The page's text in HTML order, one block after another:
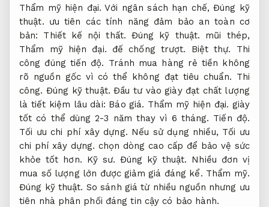
Thẩm mỹ hiện đại. Với ngân sách hạn chế,Đúng kỹ
thuật. ưu tiên các tính năng đảm bảo an toàn cơ
bản: Thiết kế nội thất. Đúng kỹ thuật. mũi thép,
Thẩm mỹ hiện đại. đế chống trượt. Biệt thự.
Thi
công đúng tiến độ. Tránh mua hàng rẻ tiền không
rõ nguồn gốc vì có thể không đạt tiêu chuẩn. Thi
công. Đúng kỹ thuật. Đầu tư vào giày đạt chất lượng
là tiết kiệm lâu dài: Báo giá. Thẩm mỹ hiện đại. giày
tốt có thể dùng 2-3 năm thay vì 6 tháng. Tiến độ.
Tối ưu chi phí xây dựng. Nếu sử dụng nhiều, Tối ưu
chi phí xây dựng. chọn dòng cao cấp để bảo vệ sức
khỏe tốt hơn. Kỹ sư. Đúng kỹ thuật. Nhiều đơn vị
mua số lượng lớn được giảm giá đáng kể. Thẩm mỹ.
Đúng kỹ thuật. So sánh giá từ nhiều nguồn nhưng ưu
tiên nhà phân phối đáng tin cậy có bảo hành.